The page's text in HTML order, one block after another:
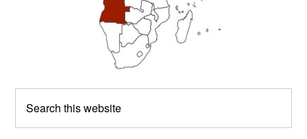
this